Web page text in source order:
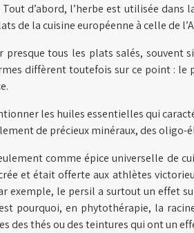
d’abord, l’herbe est utilisée
de la cuisine européenne à celle de
presque tous les plats salés,
diffèrent toutefois sur ce point :
les huiles essentielles qui
de précieux minéraux, des oligo-
comme épice universelle de
et était offerte aux athlètes
exemple, le persil a surtout un effet
pourquoi, en phytothérapie, la
des thés ou des teintures qui ont un